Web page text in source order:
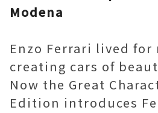
Modena
Enzo Ferrari lived
creating cars of
Now the Great
Edition introduces